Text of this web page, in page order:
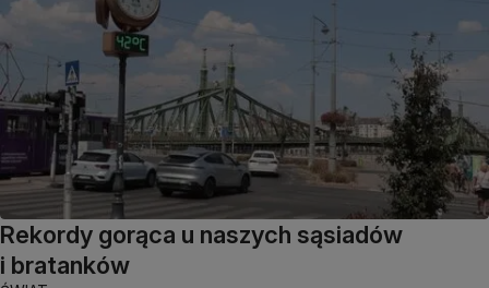
Rekordy gorąca u naszych sąsiadów
i bratanków